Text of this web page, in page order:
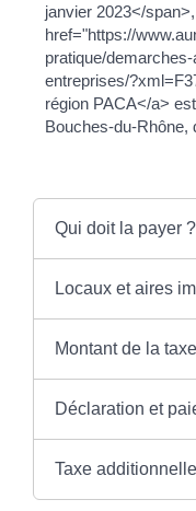
janvier 2023</
href="https://
pratique/
entreprises/
région PACA</a>
Bouches-du-Rhône,
Qui doit la payer ?
Locaux et aires
Montant de la taxe
Déclaration et
Taxe